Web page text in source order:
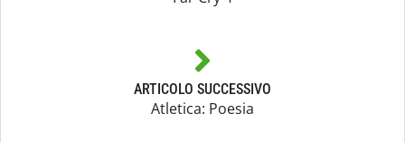
ARTICOLO SUCCESSIVO
Atletica: Poesia